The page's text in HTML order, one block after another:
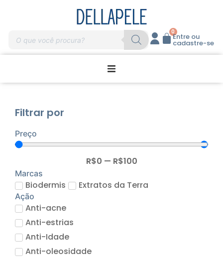
0
Entre ou
cadastre-se
Home Care
Massagem
Profissionais
Marcas
Acessórios
Produtos Descartáveis
Filtrar por
Preço
R$0 — R$100
Marcas
Biodermis Extratos da Terra
Ação
Anti-acne
Anti-estrias
Anti-Idade
Anti-oleosidade